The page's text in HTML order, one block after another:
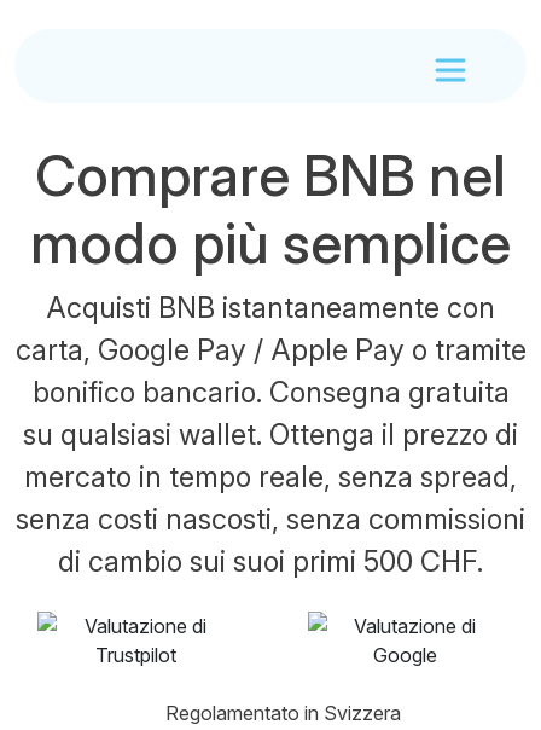
Comprare BNB nel
modo più semplice
Acquisti BNB istantaneamente con
carta, Google Pay / Apple Pay o tramite
bonifico bancario. Consegna gratuita
su qualsiasi wallet. Ottenga il prezzo di
mercato in tempo reale, senza spread,
senza costi nascosti, senza commissioni
di cambio sui suoi primi 500 CHF.
Regolamentato in Svizzera